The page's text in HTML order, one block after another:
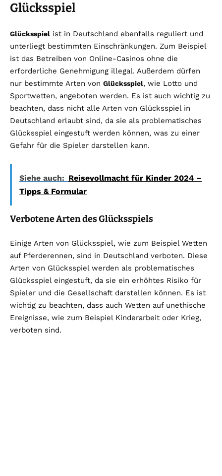
Glücksspiel
Glücksspiel ist in Deutschland ebenfalls reguliert und
unterliegt bestimmten Einschränkungen. Zum Beispiel
ist das Betreiben von Online-Casinos ohne die
erforderliche Genehmigung illegal. Außerdem dürfen
nur bestimmte Arten von Glücksspiel, wie Lotto und
Sportwetten, angeboten werden. Es ist auch wichtig zu
beachten, dass nicht alle Arten von Glücksspiel in
Deutschland erlaubt sind, da sie als problematisches
Glücksspiel eingestuft werden können, was zu einer
Gefahr für die Spieler darstellen kann.
Siehe auch: Reisevollmacht für Kinder 2024 –
Tipps & Formular
Verbotene Arten des Glücksspiels
Einige Arten von Glücksspiel, wie zum Beispiel Wetten
auf Pferderennen, sind in Deutschland verboten. Diese
Arten von Glücksspiel werden als problematisches
Glücksspiel eingestuft, da sie ein erhöhtes Risiko für
Spieler und die Gesellschaft darstellen können. Es ist
wichtig zu beachten, dass auch Wetten auf unethische
Ereignisse, wie zum Beispiel Kinderarbeit oder Krieg,
verboten sind.